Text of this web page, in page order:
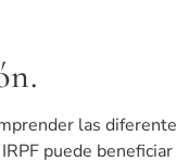
las
puede